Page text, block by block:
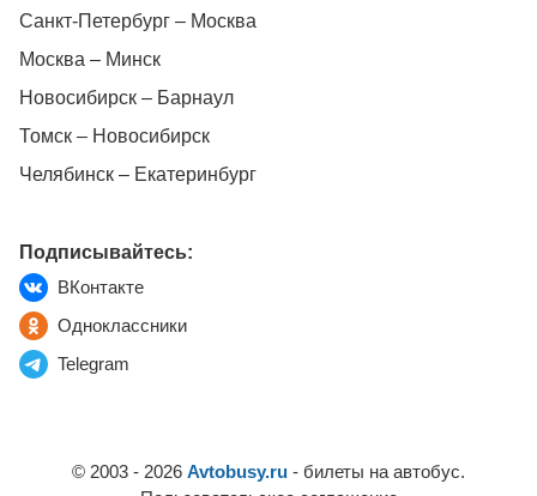
Санкт-Петербург – Москва
Москва – Минск
Новосибирск – Барнаул
Томск – Новосибирск
Челябинск – Екатеринбург
Подписывайтесь:
ВКонтакте
Одноклассники
Telegram
© 2003 - 2026 Avtobusy.ru - билеты на автобус.